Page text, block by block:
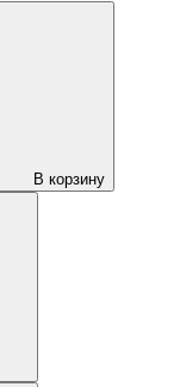
В корзину